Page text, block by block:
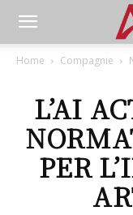
Home Compagnie
L’AI
PER